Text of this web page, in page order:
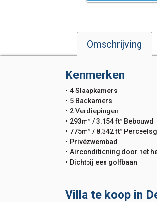
Omschrijving
Kenmerken
4 Slaapkamers
5 Badkamers
2 Verdiepingen
293m² / 3.154 ft² Bebouwd
775m² / 8.342 ft²
Privézwembad
Airconditioning door het
Dichtbij een golfbaan
Villa te koop in